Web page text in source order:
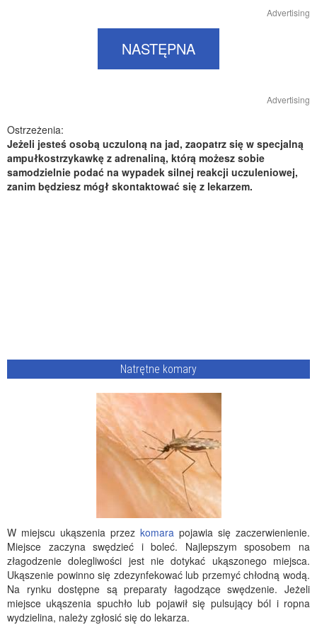
Advertising
NASTĘPNA
Advertising
Ostrzeżenia:
Jeżeli jesteś osobą uczuloną na jad, zaopatrz się w specjalną
ampułkostrzykawkę z adrenaliną, którą możesz sobie
samodzielnie podać na wypadek silnej reakcji uczuleniowej,
zanim będziesz mógł skontaktować się z lekarzem.
Natrętne komary
W miejscu ukąszenia przez komara pojawia się zaczerwienienie.
Miejsce zaczyna swędzieć i boleć. Najlepszym sposobem na
złagodzenie dolegliwości jest nie dotykać ukąszonego miejsca.
Ukąszenie powinno się zdezynfekować lub przemyć chłodną wodą.
Na rynku dostępne są preparaty łagodzące swędzenie. Jeżeli
miejsce ukąszenia spuchło lub pojawił się pulsujący ból i ropna
wydzielina, należy zgłosić się do lekarza.